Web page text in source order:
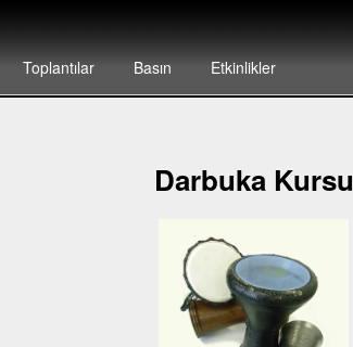
Toplantılar Basın Etkinlikler
Darbuka Kursu